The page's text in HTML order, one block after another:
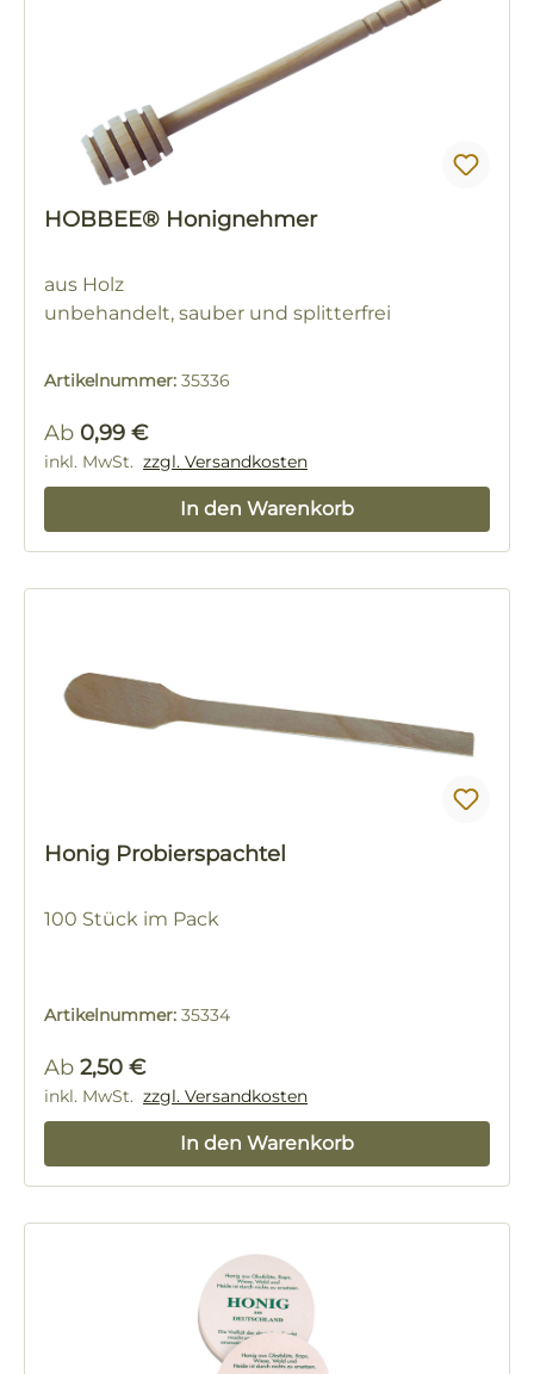
HOBBEE® Honignehmer
aus Holz
unbehandelt, sauber und splitterfrei
Artikelnummer: 35336
Regulärer Preis:
Ab 0,99 €
inkl. MwSt. zzgl. Versandkosten
In den Warenkorb
Honig Probierspachtel
100 Stück im Pack
Artikelnummer: 35334
Regulärer Preis:
Ab 2,50 €
inkl. MwSt. zzgl. Versandkosten
In den Warenkorb